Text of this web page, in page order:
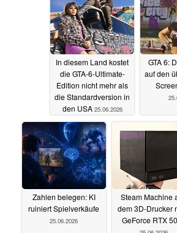
In diesem Land kostet
die GTA-6-Ultimate-
Edition nicht mehr als
die Standardversion in
den USA 25.06.2026
GTA 6:
auf den
Zahlen belegen: KI
ruiniert Spielverkäufe
25.06.2026
Steam Machine
dem 3D-Drucker
GeForce RTX